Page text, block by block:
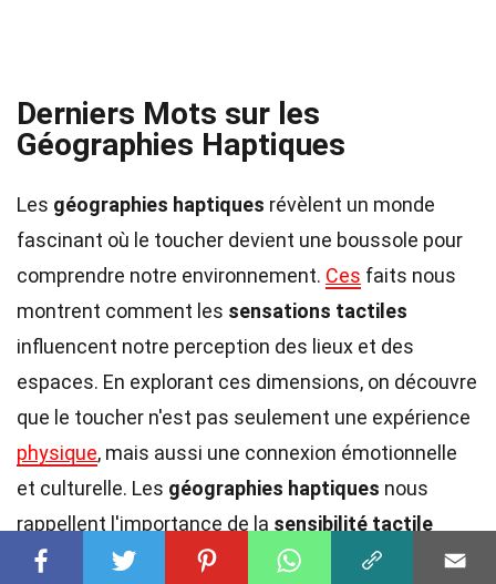
Derniers Mots sur les
Géographies Haptiques
Les géographies haptiques révèlent un monde
fascinant où le toucher devient une boussole pour
comprendre notre environnement. Ces faits nous
montrent comment les sensations tactiles
influencent notre perception des lieux et des
espaces. En explorant ces dimensions, on découvre
que le toucher n'est pas seulement une expérience
physique, mais aussi une connexion émotionnelle
et culturelle. Les géographies haptiques nous
rappellent l'importance de la sensibilité tactile
dans notre quotidien, que ce soit à travers